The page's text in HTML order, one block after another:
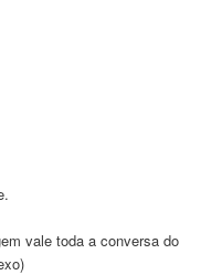
vale toda a conversa do